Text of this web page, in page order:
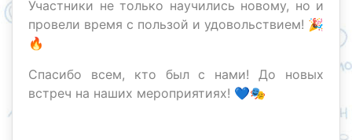
Участники не только научились новому, но и
провели время с пользой и удовольствием! 🎉
🔥
Спасибо всем, кто был с нами! До новых
встреч на наших мероприятиях! 💙🎭